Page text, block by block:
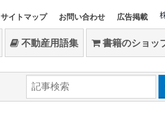
サイトマップ お問い合わせ 広告掲載
不動産用語集 書籍のショッ